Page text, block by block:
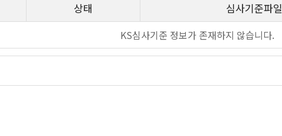
상태 심사기준파일
KS심사기준 정보가 존재하지 않습니다.